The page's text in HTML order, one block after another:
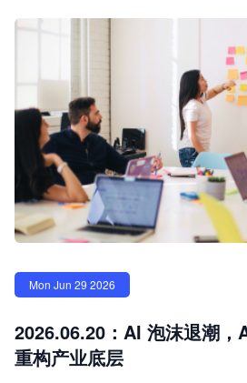
Mon Jun 29 2026
2026.06.20：AI 泡沫退潮
重构产业底层